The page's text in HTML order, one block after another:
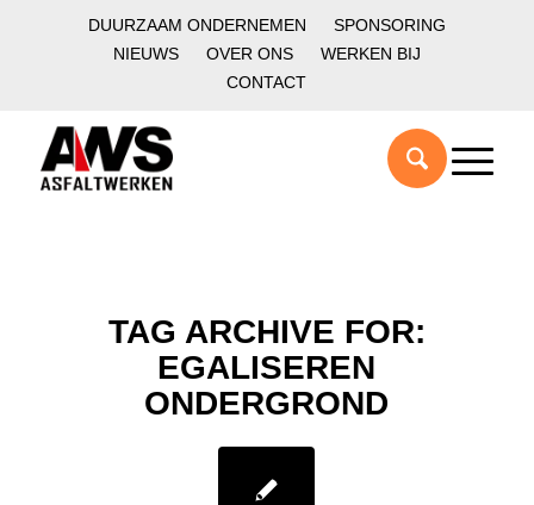
DUURZAAM ONDERNEMEN
SPONSORING
NIEUWS
OVER ONS
WERKEN BIJ
CONTACT
TAG ARCHIVE FOR:
EGALISEREN
ONDERGROND